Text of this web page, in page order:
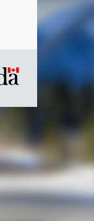
/
gouvernement
du
Canada